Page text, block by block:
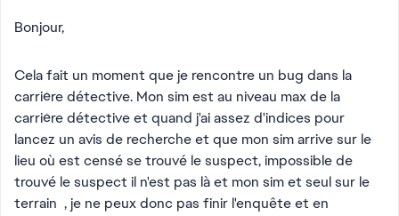
Bonjour,
Cela fait un moment que je rencontre un bug dans la
carrière détective. Mon sim est au niveau max de la
carrière détective et quand j'ai assez d'indices pour
lancez un avis de recherche et que mon sim arrive sur le
lieu où est censé se trouvé le suspect, impossible de
trouvé le suspect il n'est pas là et mon sim et seul sur le
terrain , je ne peux donc pas finir l'enquête et en